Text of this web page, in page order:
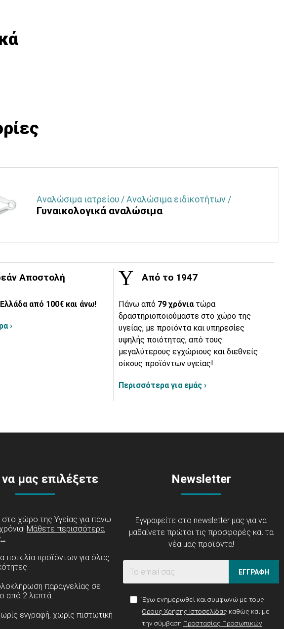
Αναλώσιμα ιατρείου / Αναλώσιμα ειδικοτήτων /
Γυναικολογικά αναλώσιμα
Αποστολή
από 100€ και άνω!
›
Από το 1947
Πάνω από 79 χρόνια τώρα
δραστηριοποιούμαστε στο χώρο της
υγείας, με προϊόντα και υπηρεσίες
υψηλής ποιότητας, από τους
μεγαλύτερους εγχώριους και διεθνείς
οίκους προϊόντων υγείας!
Περισσότερα για εμάς ›
να μας επιλέξετε
στο χώρο της Υγείας για πάνω
Μάθετε περισσότερα
ποικιλία προϊόντων για όλες
παραγγελίας σε
από 2 λεπτά.
εγγραφή, χωρίς πιστωτική
Newsletter
Εγγραφείτε στο newsletter μας για να
μαθαίνετε πρώτοι τις προσφορές και τα
νέα μας προϊόντα!
ΕΓΓΡΑΦΗ
Έχω ενημερωθεί και συμφωνώ με τους
Όρους Χρήσης Ιστοσελίδας καθώς και με
την σύμβαση Προστασίας Προσωπικών